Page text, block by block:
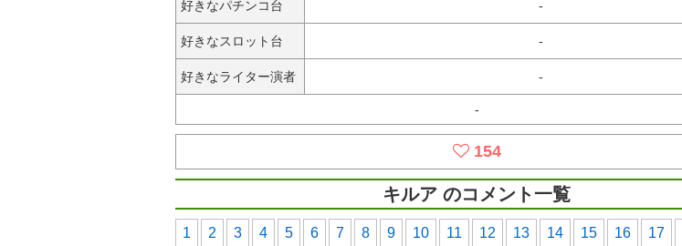
好きなパチンコ台 -
好きなスロット台 -
好きなライター演者 -
-
154
キルア のコメント一覧
1 2 3 4 5 6 7 8 9 10 11 12 13 14 15 16 17